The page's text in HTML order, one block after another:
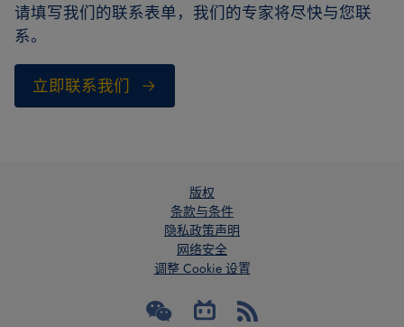
请填写我们的联系表单，我们的专家将尽快与您联
系。
立即联系我们
版权
条款与条件
隐私政策声明
网络安全
调整 Cookie 设置